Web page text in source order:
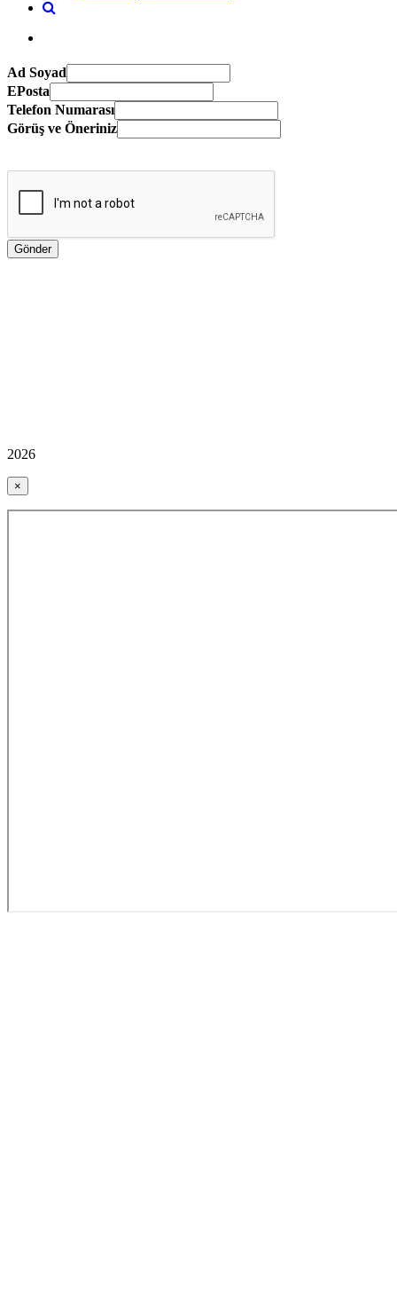
Ad Soyad
EPosta
Telefon Numarası
Görüş ve Öneriniz
2026
×